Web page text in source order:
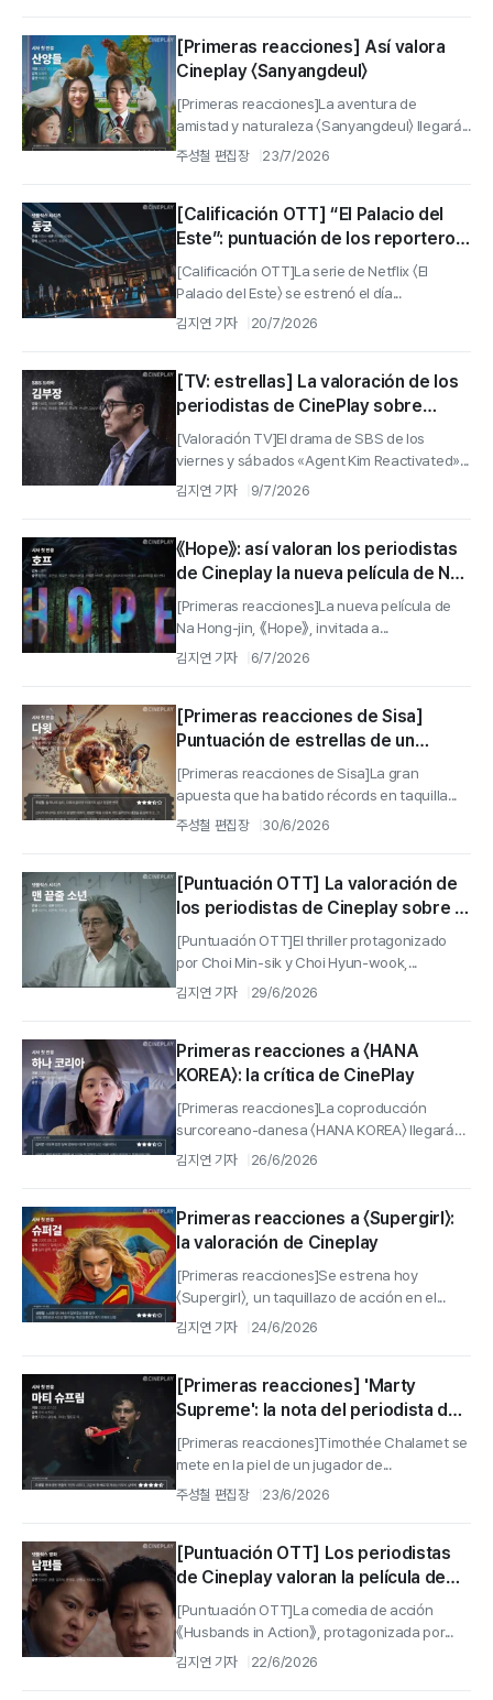
[Primeras reacciones] Así valora
Cineplay 〈Sanyangdeul〉
[Primeras reacciones]La aventura de
amistad y naturaleza 〈Sanyangdeul〉 llegará...
주성철 편집장 23/7/2026
[Calificación OTT] “El Palacio del
Este”: puntuación de los reporteros
de Cineplay
[Calificación OTT]La serie de Netflix 〈El
Palacio del Este〉 se estrenó el día...
김지연 기자 20/7/2026
[TV: estrellas] La valoración de los
periodistas de CinePlay sobre
«Agent Kim Reactivated», la serie
de SBS
[Valoración TV]El drama de SBS de los
viernes y sábados «Agent Kim Reactivated»...
김지연 기자 9/7/2026
《Hope》: así valoran los periodistas
de Cineplay la nueva película de Na
Hong-jin
[Primeras reacciones]La nueva película de
Na Hong-jin, 《Hope》, invitada a...
김지연 기자 6/7/2026
[Primeras reacciones de Sisa]
Puntuación de estrellas de un
periodista de Cinéplay para «David»
[Primeras reacciones de Sisa]La gran
apuesta que ha batido récords en taquilla...
주성철 편집장 30/6/2026
[Puntuación OTT] La valoración de
los periodistas de Cineplay sobre la
serie de Netflix 《Notes from the
Last Row》
[Puntuación OTT]El thriller protagonizado
por Choi Min-sik y Choi Hyun-wook,...
김지연 기자 29/6/2026
Primeras reacciones a 〈HANA
KOREA〉: la crítica de CinePlay
[Primeras reacciones]La coproducción
surcoreano-danesa 〈HANA KOREA〉 llegará
a...
김지연 기자 26/6/2026
Primeras reacciones a 〈Supergirl〉:
la valoración de Cineplay
[Primeras reacciones]Se estrena hoy
〈Supergirl〉, un taquillazo de acción en el...
김지연 기자 24/6/2026
[Primeras reacciones] 'Marty
Supreme': la nota del periodista de
Cineplay
[Primeras reacciones]Timothée Chalamet se
mete en la piel de un jugador de...
주성철 편집장 23/6/2026
[Puntuación OTT] Los periodistas
de Cineplay valoran la película de
Netflix 《Husbands in Action》
[Puntuación OTT]La comedia de acción
《Husbands in Action》, protagonizada por...
김지연 기자 22/6/2026